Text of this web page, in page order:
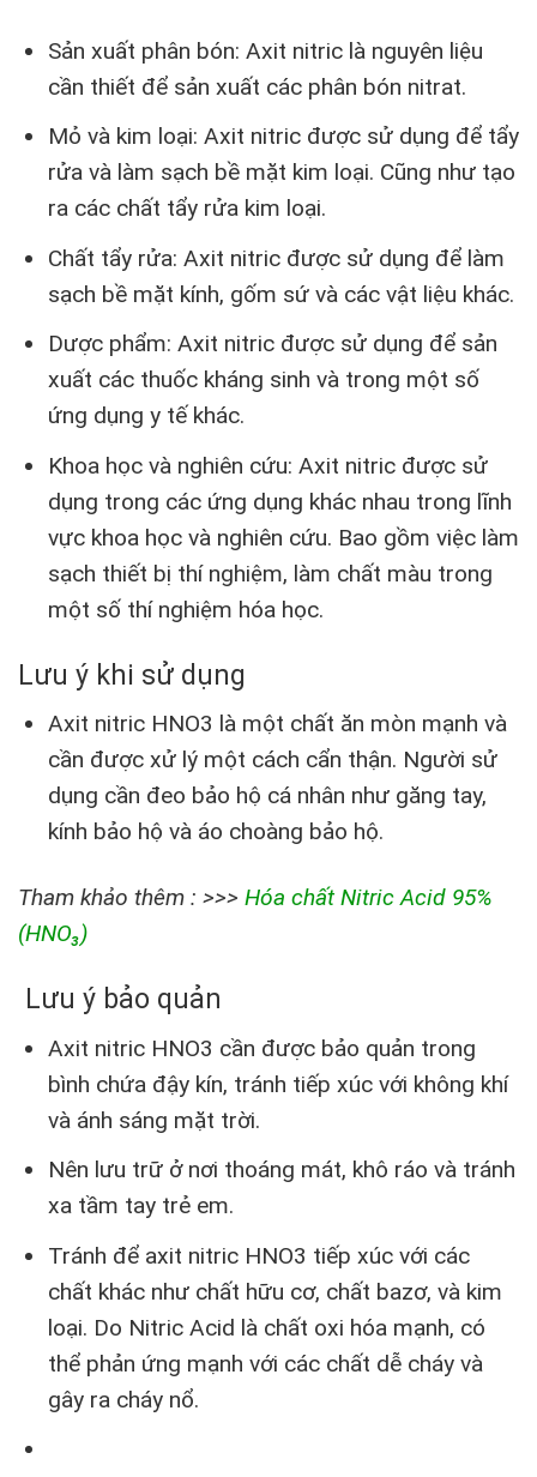
Sản xuất phân bón: Axit nitric là nguyên liệu
cần thiết để sản xuất các phân bón nitrat.
Mỏ và kim loại: Axit nitric được sử dụng để tẩy
rửa và làm sạch bề mặt kim loại. Cũng như tạo
ra các chất tẩy rửa kim loại.
Chất tẩy rửa: Axit nitric được sử dụng để làm
sạch bề mặt kính, gốm sứ và các vật liệu khác.
Dược phẩm: Axit nitric được sử dụng để sản
xuất các thuốc kháng sinh và trong một số
ứng dụng y tế khác.
Khoa học và nghiên cứu: Axit nitric được sử
dụng trong các ứng dụng khác nhau trong lĩnh
vực khoa học và nghiên cứu. Bao gồm việc làm
sạch thiết bị thí nghiệm, làm chất màu trong
một số thí nghiệm hóa học.
Lưu ý khi sử dụng
Axit nitric HNO3 là một chất ăn mòn mạnh và
cần được xử lý một cách cẩn thận. Người sử
dụng cần đeo bảo hộ cá nhân như găng tay,
kính bảo hộ và áo choàng bảo hộ.
Tham khảo thêm : >>> Hóa chất Nitric Acid 95%
(HNO₃)
Lưu ý bảo quản
Axit nitric HNO3 cần được bảo quản trong
bình chứa đậy kín, tránh tiếp xúc với không khí
và ánh sáng mặt trời.
Nên lưu trữ ở nơi thoáng mát, khô ráo và tránh
xa tầm tay trẻ em.
Tránh để axit nitric HNO3 tiếp xúc với các
chất khác như chất hữu cơ, chất bazơ, và kim
loại. Do Nitric Acid là chất oxi hóa mạnh, có
thể phản ứng mạnh với các chất dễ cháy và
gây ra cháy nổ.